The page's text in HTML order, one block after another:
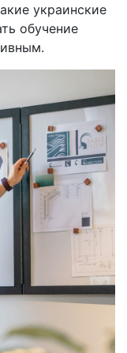
украинские
обучение